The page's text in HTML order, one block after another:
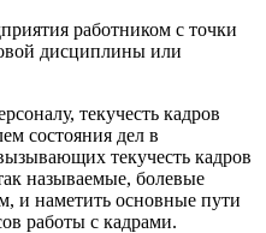
работником с точки
дисциплины или
текучесть кадров
состояния дел в
текучесть кадров
называемые, болевые
и наметить основные пути
работы с кадрами.